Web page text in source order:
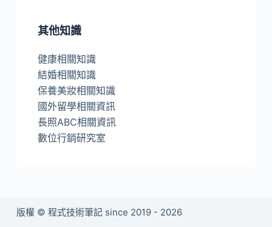
其他知識
健康相關知識
結婚相關知識
保養美妝相關知識
國外留學相關資訊
長照ABC相關資訊
數位行銷研究室
版權 © 程式技術筆記 since 2019 - 2026